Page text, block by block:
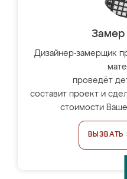
Замер
Дизайнер-замерщик
проведёт
составит проект и
стоимости